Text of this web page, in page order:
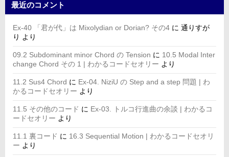
最近のコメント
Ex-40 「君が代」は Mixolydian or Dorian? その4 に 通りすが
り より
09.2 Subdominant minor Chord の Tension に 10.5 Modal Inter
change Chord その 1 | わかるコードセオリー より
11.2 Sus4 Chord に Ex-04. NiziU の Step and a step 問題 | わ
かるコードセオリー より
11.5 その他のコード に Ex-03. トルコ行進曲の余談 | わかるコ
ードセオリー より
11.1 裏コード に 16.3 Sequential Motion | わかるコードセオリ
ー より